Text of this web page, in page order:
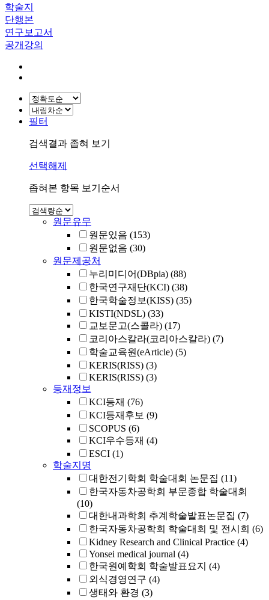
학술지
단행본
연구보고서
공개강의
필터
검색결과 좁혀 보기
선택해제
좁혀본 항목 보기순서
원문유무
원문있음 (153)
원문없음 (30)
원문제공처
누리미디어(DBpia) (88)
한국연구재단(KCI) (38)
한국학술정보(KISS) (35)
KISTI(NDSL) (33)
교보문고(스콜라) (17)
코리아스칼라(코리아스칼라) (7)
학술교육원(eArticle) (5)
KERIS(RISS) (3)
KERIS(RISS) (3)
등재정보
KCI등재 (76)
KCI등재후보 (9)
SCOPUS (6)
KCI우수등재 (4)
ESCI (1)
학술지명
대한전기학회 학술대회 논문집 (11)
한국자동차공학회 부문종합 학술대회
(10)
대한내과학회 추계학술발표논문집 (7)
한국자동차공학회 학술대회 및 전시회 (6)
Kidney Research and Clinical Practice (4)
Yonsei medical journal (4)
한국원예학회 학술발표요지 (4)
외식경영연구 (4)
생태와 환경 (3)